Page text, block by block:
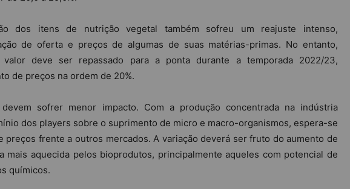
dos itens de nutrição vegetal também sofreu um reajuste intenso,
de oferta e preços de algumas de suas matérias-primas. No entanto,
deve ser repassado para a ponta durante a temporada 2022/23,
de preços na ordem de 20%.
sofrer menor impacto. Com a produção concentrada na indústria
dos players sobre o suprimento de micro e macro-organismos, espera-se
preços frente a outros mercados. A variação deverá ser fruto do aumento de
mais aquecida pelos bioprodutos, principalmente aqueles com potencial de
químicos.